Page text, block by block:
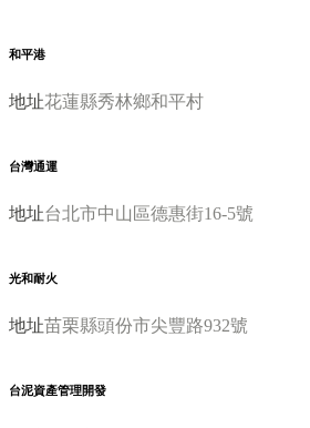
和平港
地址花蓮縣秀林鄉和平村
台灣通運
地址台北市中山區德惠街16-5號
光和耐火
地址苗栗縣頭份市尖豐路932號
台泥資產管理開發